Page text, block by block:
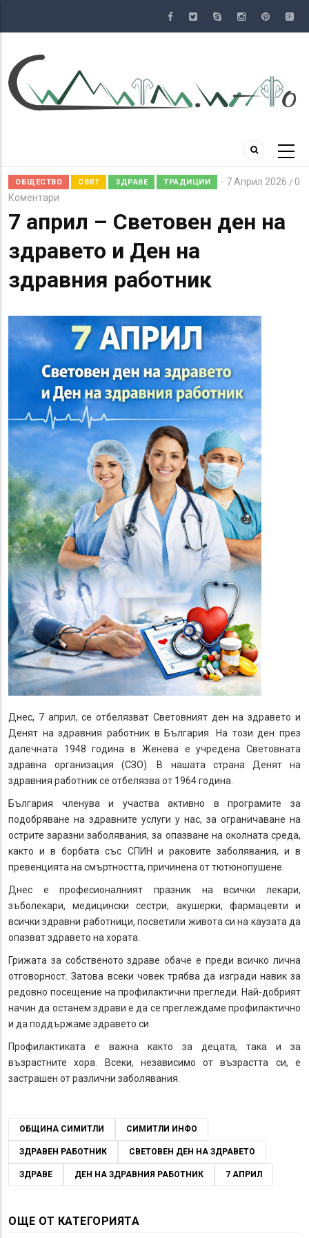
съдържание
ОБЩЕСТВО СВЯТ ЗДРАВЕ ТРАДИЦИИ 7 Април 2026 / 0
Коментари
7 април – Световен ден на
здравето и Ден на
здравния работник
Днес, 7 април, се отбелязват Световният ден на здравето и
Денят на здравния работник в България. На този ден през
далечната 1948 година в Женева е учредена Световната
здравна организация (СЗО). В нашата страна Денят на
здравния работник се отбелязва от 1964 година.
България членува и участва активно в програмите за
подобряване на здравните услуги у нас, за ограничаване на
острите заразни заболявания, за опазване на околната среда,
както и в борбата със СПИН и раковите заболявания, и в
превенцията на смъртността, причинена от тютюнопушене.
Днес е професионалният празник на всички лекари,
зъболекари, медицински сестри, акушерки, фармацевти и
всички здравни работници, посветили живота си на каузата да
опазват здравето на хората.
Грижата за собственото здраве обаче е преди всичко лична
отговорност. Затова всеки човек трябва да изгради навик за
редовно посещение на профилактични прегледи. Най-добрият
начин да останем здрави е да се преглеждаме профилактично
и да поддържаме здравето си.
Профилактиката е важна както за децата, така и за
възрастните хора. Всеки, независимо от възрастта си, е
застрашен от различни заболявания.
ОБЩИНА СИМИТЛИ СИМИТЛИ ИНФО
ЗДРАВЕН РАБОТНИК СВЕТОВЕН ДЕН НА ЗДРАВЕТО
ЗДРАВЕ ДЕН НА ЗДРАВНИЯ РАБОТНИК 7 АПРИЛ
ОЩЕ ОТ КАТЕГОРИЯТА